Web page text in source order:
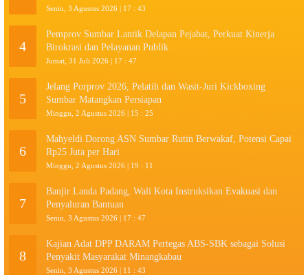
Senin, 3 Agustus 2026 | 17 : 43
4
Pemprov Sumbar Lantik Delapan Pejabat, Perkuat Kinerja
Birokrasi dan Pelayanan Publik
Jumat, 31 Juli 2026 | 17 : 47
5
Jelang Porprov 2026, Pelatih dan Wasit-Juri Kickboxing
Sumbar Matangkan Persiapan
Minggu, 2 Agustus 2026 | 15 : 25
6
Mahyeldi Dorong ASN Sumbar Rutin Berwakaf, Potensi Capai
Rp25 Juta per Hari
Minggu, 2 Agustus 2026 | 19 : 11
7
Banjir Landa Padang, Wali Kota Instruksikan Evakuasi dan
Penyaluran Bantuan
Senin, 3 Agustus 2026 | 17 : 47
8
Kajian Adat DPP DARAM Pertegas ABS-SBK sebagai Solusi
Penyakit Masyarakat Minangkabau
Senin, 3 Agustus 2026 | 11 : 43